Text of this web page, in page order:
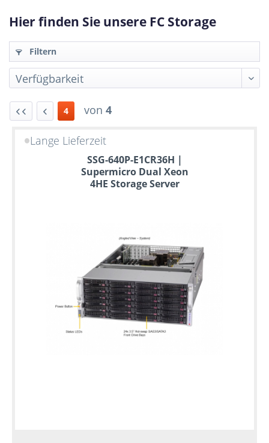
Hier finden Sie unsere FC Storage
Filtern
4 von 4
Lange Lieferzeit
SSG-640P-E1CR36H |
Supermicro Dual Xeon
4HE Storage Server